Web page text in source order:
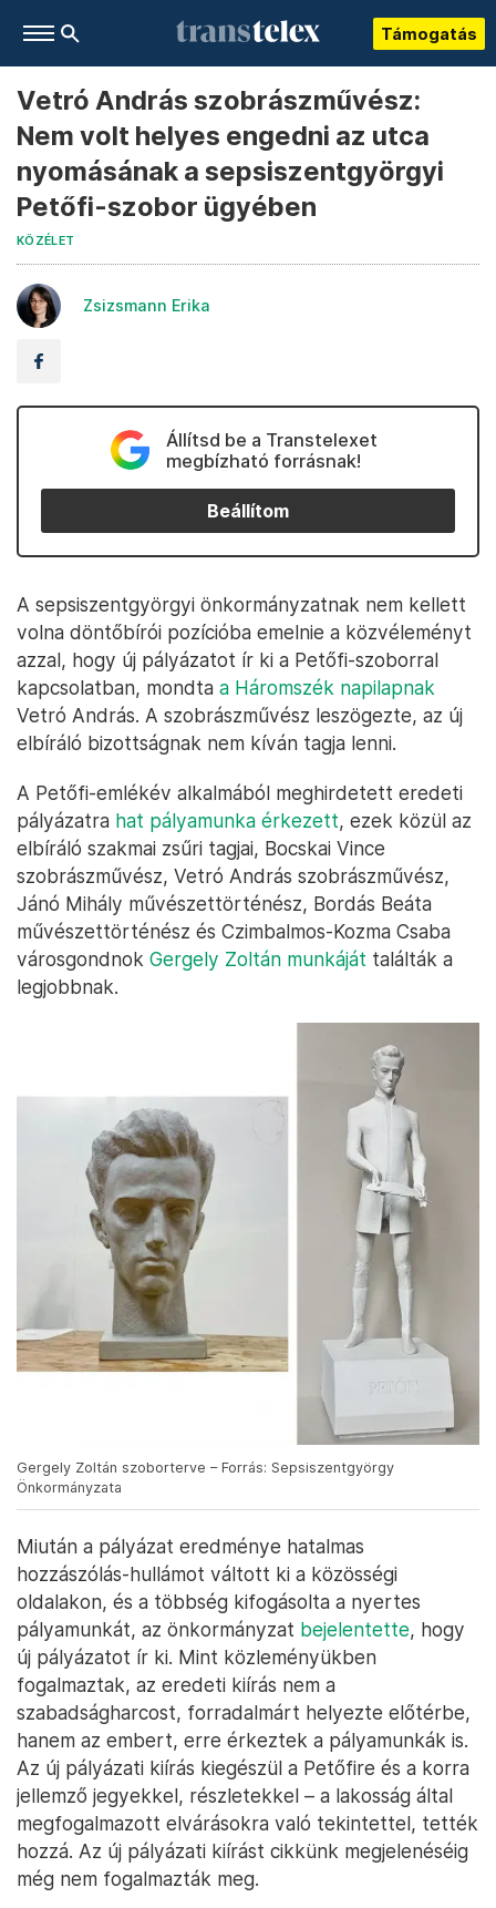
Támogatás
Vetró András szobrászművész:
Nem volt helyes engedni az utca
nyomásának a sepsiszentgyörgyi
Petőfi-szobor ügyében
KÖZÉLET
Zsizsmann Erika
Állítsd be a Transtelexet
megbízható forrásnak!
Beállítom
A sepsiszentgyörgyi önkormányzatnak nem kellett
volna döntőbírói pozícióba emelnie a közvéleményt
azzal, hogy új pályázatot ír ki a Petőfi-szoborral
kapcsolatban, mondta a Háromszék napilapnak
Vetró András. A szobrászművész leszögezte, az új
elbíráló bizottságnak nem kíván tagja lenni.
A Petőfi-emlékév alkalmából meghirdetett eredeti
pályázatra hat pályamunka érkezett, ezek közül az
elbíráló szakmai zsűri tagjai, Bocskai Vince
szobrászművész, Vetró András szobrászművész,
Jánó Mihály művészettörténész, Bordás Beáta
művészettörténész és Czimbalmos-Kozma Csaba
városgondnok Gergely Zoltán munkáját találták a
legjobbnak.
Gergely Zoltán szoborterve – Forrás: Sepsiszentgyörgy
Önkormányzata
Miután a pályázat eredménye hatalmas
hozzászólás-hullámot váltott ki a közösségi
oldalakon, és a többség kifogásolta a nyertes
pályamunkát, az önkormányzat bejelentette, hogy
új pályázatot ír ki. Mint közleményükben
fogalmaztak, az eredeti kiírás nem a
szabadságharcost, forradalmárt helyezte előtérbe,
hanem az embert, erre érkeztek a pályamunkák is.
Az új pályázati kiírás kiegészül a Petőfire és a korra
jellemző jegyekkel, részletekkel – a lakosság által
megfogalmazott elvárásokra való tekintettel, tették
hozzá. Az új pályázati kiírást cikkünk megjelenéséig
még nem fogalmazták meg.